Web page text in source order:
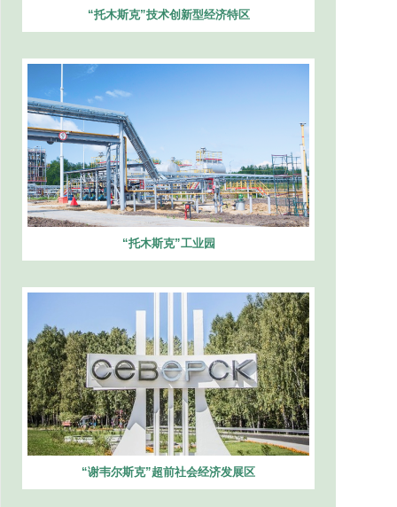
“托木斯克”技术创新型经济特区
“托木斯克”工业园
“谢韦尔斯克”超前社会经济发展区